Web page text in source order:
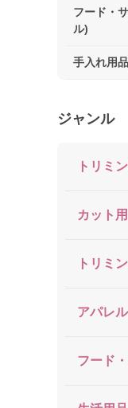
フード・
ル)
手入れ用
ジャンル
トリミ
カット
トリミ
アパレル
フード